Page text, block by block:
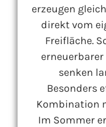
erzeugen
direkt vom
Freifläche.
senken
Besonders
Kombination
Im Sommer